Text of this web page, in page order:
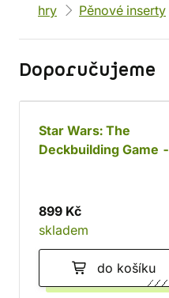
hry
Pěnové inserty
Doporučujeme
Star Wars: The
Deckbuilding Game -
899 Kč
skladem
do košíku